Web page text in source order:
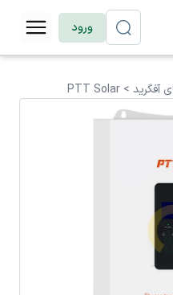
ورود
>
PTT Solar